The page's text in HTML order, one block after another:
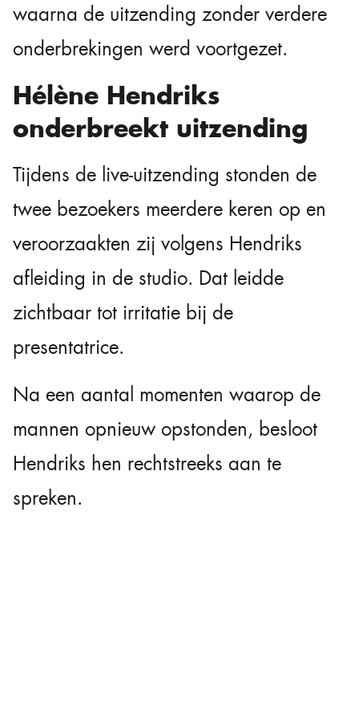
waarna de uitzending zonder verdere
onderbrekingen werd voortgezet.
Hélène Hendriks
onderbreekt uitzending
Tijdens de live-uitzending stonden de
twee bezoekers meerdere keren op en
veroorzaakten zij volgens Hendriks
afleiding in de studio. Dat leidde
zichtbaar tot irritatie bij de
presentatrice.
Na een aantal momenten waarop de
mannen opnieuw opstonden, besloot
Hendriks hen rechtstreeks aan te
spreken.